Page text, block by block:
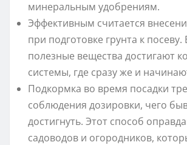
минеральным удобрениям.
Эффективным считается
при подготовке грунта к посеву.
полезные вещества достигают
системы, где сразу же и
Подкормка во время посадки
соблюдения дозировки, чего
достигнуть. Этот способ
садоводов и огородников,